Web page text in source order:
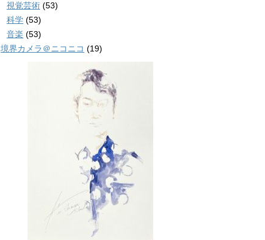
視覚芸術 (53)
科学 (53)
音楽 (53)
境界カメラ＠ニコニコ (19)